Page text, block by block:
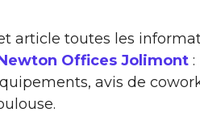
article toutes les
Offices Jolimont :
avis de